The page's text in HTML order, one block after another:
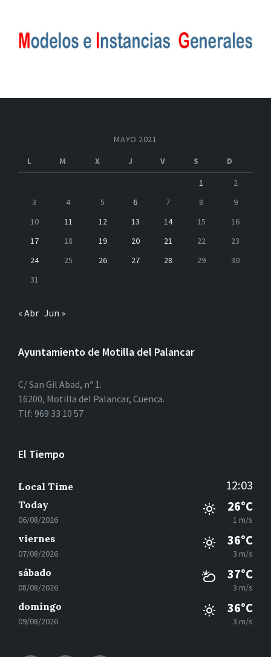
MAYO 2021
L
M X J V S
D
1
2
3
4 5 6 7 8
9
10
11 12 13 14 15
16
17
18 19 20 21 22
23
24
25 26 27 28 29
30
31
« Abr Jun »
Ayuntamiento de Motilla del Palancar
C/ San Gil Abad, nº 1.
16200, Motilla del Palancar, Cuenca.
Tlf: 969 33 10 57
El Tiempo
Local Time 12:03
Today
06/08/2026
26°C
1 m/s
viernes
07/08/2026
36°C
3 m/s
sábado
08/08/2026
37°C
3 m/s
domingo
09/08/2026
36°C
3 m/s